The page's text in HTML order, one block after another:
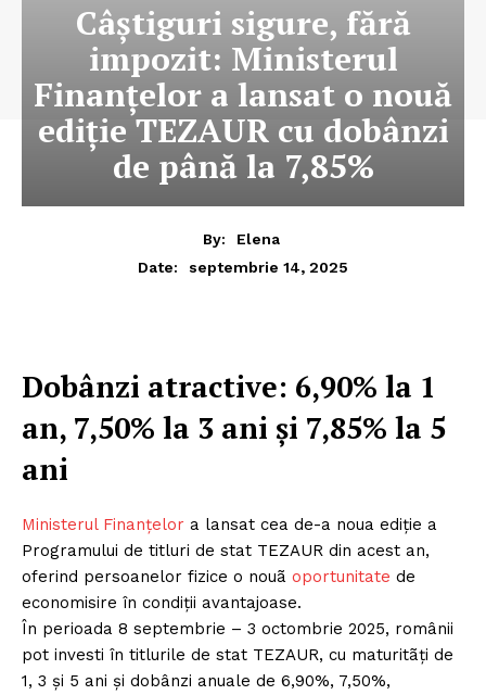
Câștiguri sigure, fără
impozit: Ministerul
Finanțelor a lansat o nouă
ediție TEZAUR cu dobânzi
de până la 7,85%
By:
Elena
Date:
septembrie 14, 2025
Dobânzi atractive: 6,90% la 1
an, 7,50% la 3 ani și 7,85% la 5
ani
Ministerul Finanțelor a lansat cea de-a noua ediție a
Programului de titluri de stat TEZAUR din acest an,
oferind persoanelor fizice o nouã oportunitate de
economisire în condiții avantajoase.
În perioada 8 septembrie – 3 octombrie 2025, românii
pot investi în titlurile de stat TEZAUR, cu maturitãți de
1, 3 și 5 ani și dobânzi anuale de 6,90%, 7,50%,